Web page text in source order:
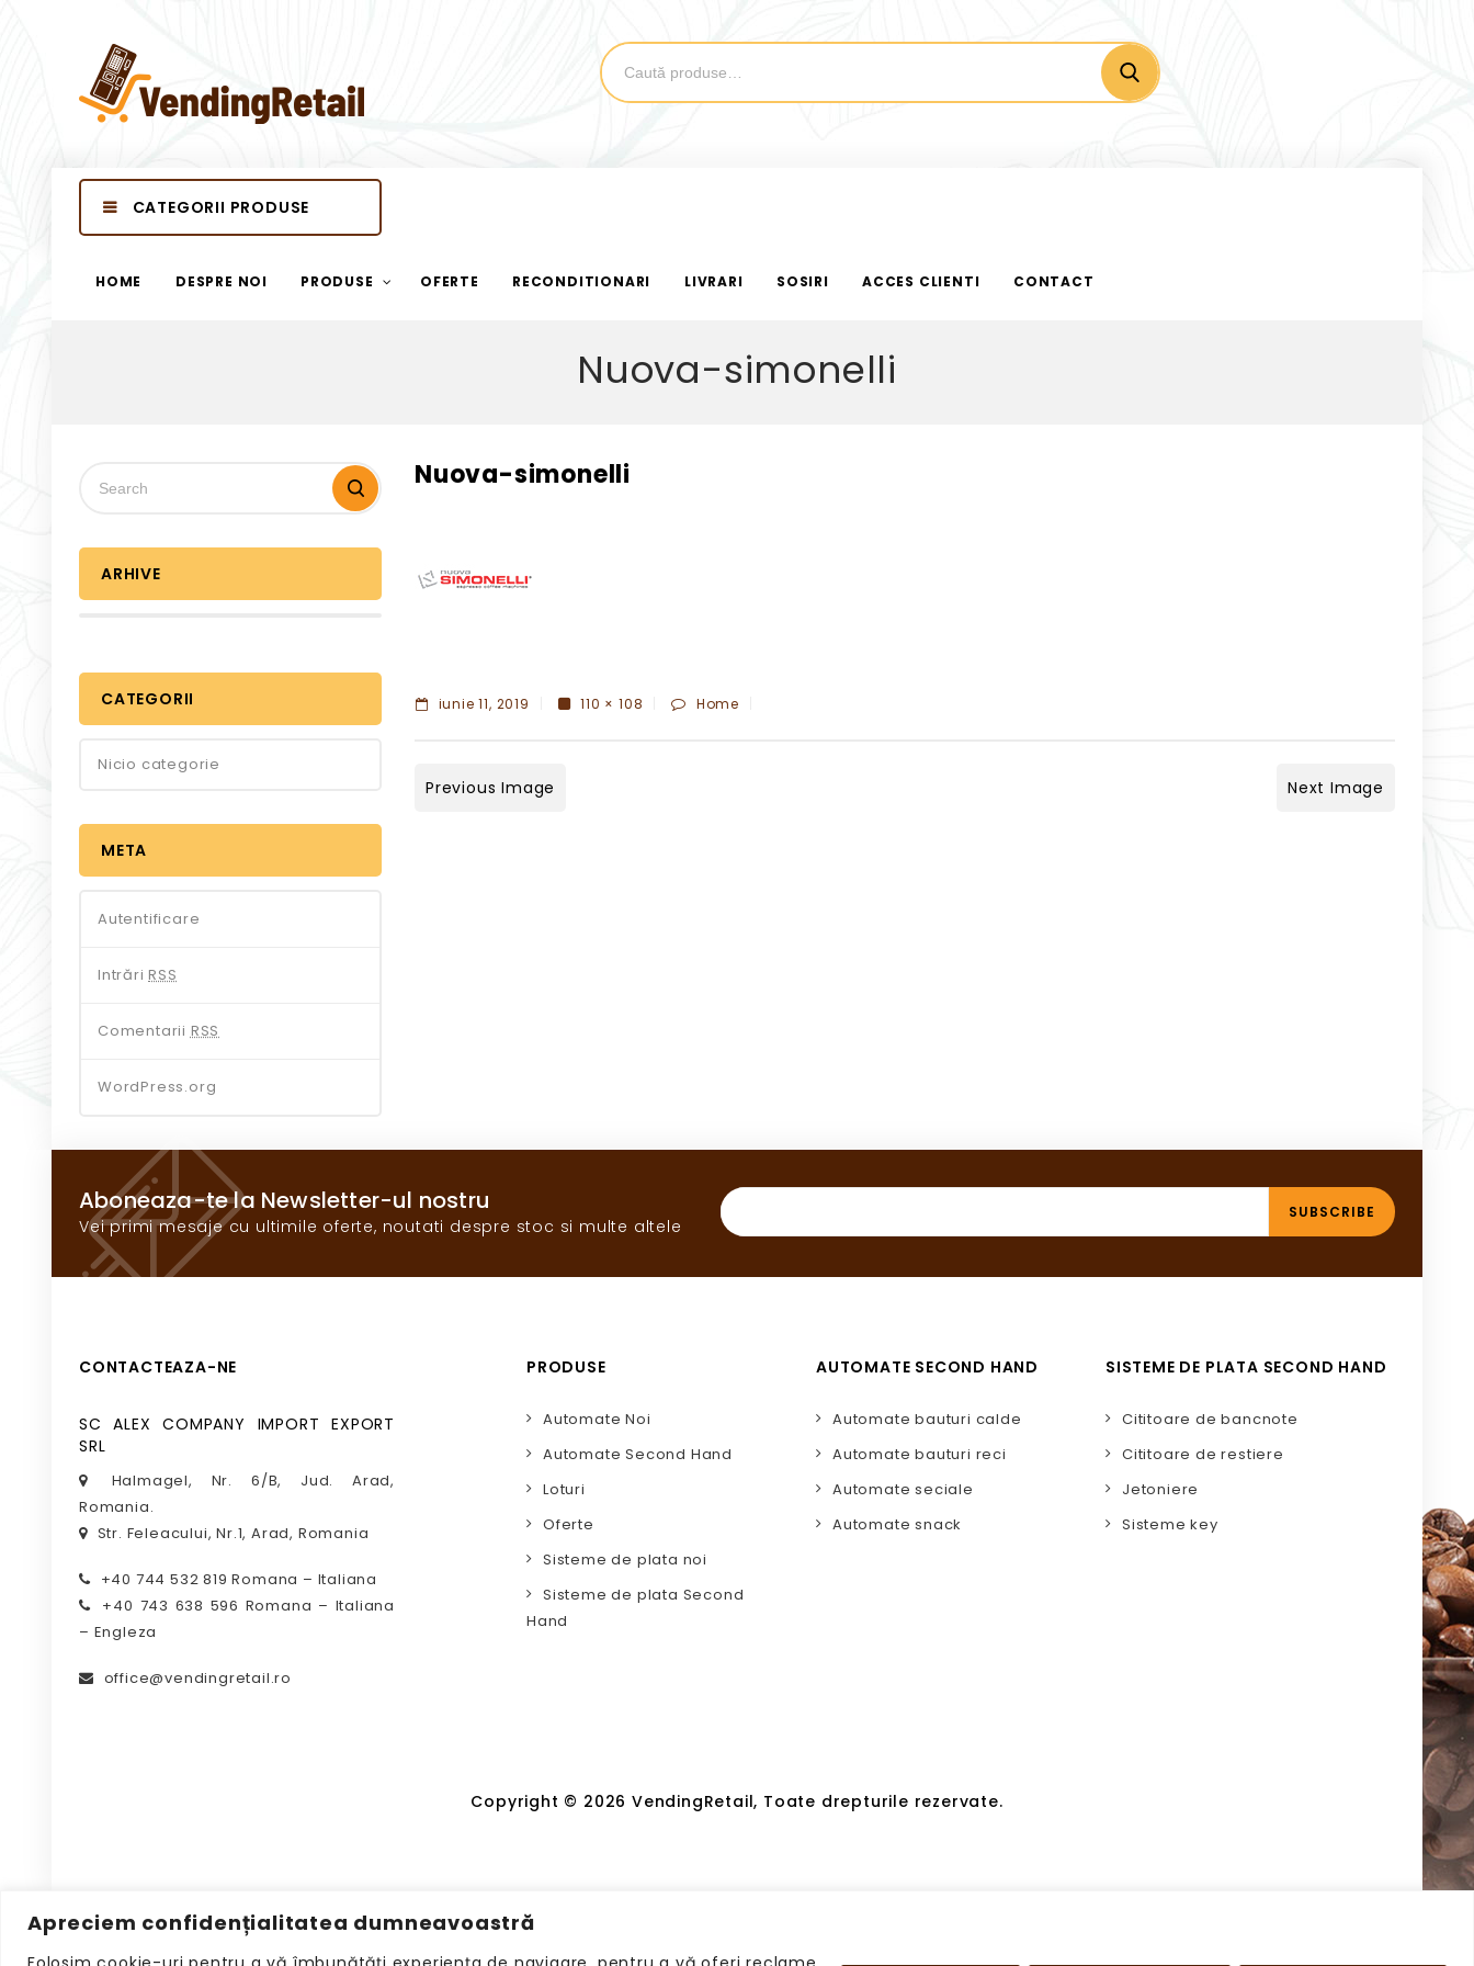
Apreciem confidențialitatea dumneavoastră
CATEGORII PRODUSE
HOME DESPRE NOI PRODUSE OFERTE RECONDITIONARI LIVRARI SOSIRI ACCES CLIENTI CONTACT
Nuova-simonelli
Nuova-simonelli
iunie 11, 2019 110 × 108 Home
Previous Image Next Image
ARHIVE
CATEGORII
Nicio categorie
META
Autentificare
Intrări RSS
Comentarii RSS
WordPress.org
Aboneaza-te la Newsletter-ul nostru
Vei primi mesaje cu ultimile oferte, noutati despre stoc si multe altele
CONTACTEAZA-NE
SC ALEX COMPANY IMPORT EXPORT
SRL
Halmagel, Nr. 6/B, Jud. Arad,
Romania.
Str. Feleacului, Nr.1, Arad, Romania
+40 744 532 819 Romana – Italiana
+40 743 638 596 Romana – Italiana
– Engleza
office@vendingretail.ro
PRODUSE
Automate Noi
Automate Second Hand
Loturi
Oferte
Sisteme de plata noi
Sisteme de plata Second
Hand
AUTOMATE SECOND HAND
Automate bauturi calde
Automate bauturi reci
Automate seciale
Automate snack
SISTEME DE PLATA SECOND HAND
Cititoare de bancnote
Cititoare de restiere
Jetoniere
Sisteme key
Copyright © 2026 VendingRetail, Toate drepturile rezervate.